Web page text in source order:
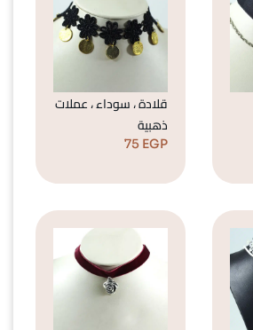
قلادة ، سوداء ، عملات
ذهبية
75 EGP